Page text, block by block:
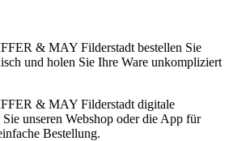
& MAY Filderstadt bestellen Sie
und holen Sie Ihre Ware unkompliziert
& MAY Filderstadt digitale
unseren Webshop oder die App für
Bestellung.